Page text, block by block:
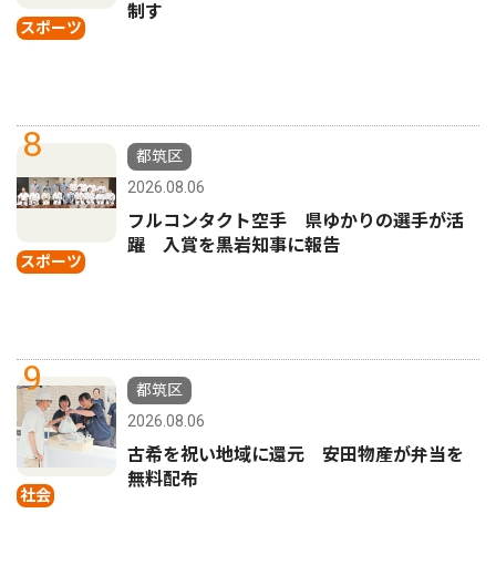
スポーツ
制す
8
スポーツ
都筑区
2026.08.06
フルコンタクト空手 県ゆかりの選手が活
躍 入賞を黒岩知事に報告
9
社会
都筑区
2026.08.06
古希を祝い地域に還元 安田物産が弁当を
無料配布